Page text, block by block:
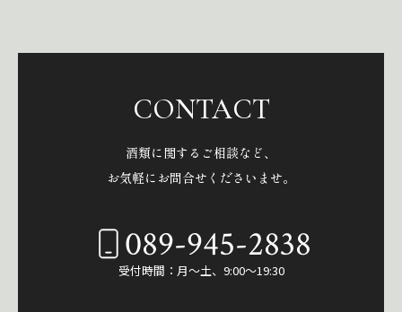
CONTACT
酒類に関するご相談など、
お気軽にお問合せくださいませ。
089-945-2838
受付時間：月～土、9:00～19:30